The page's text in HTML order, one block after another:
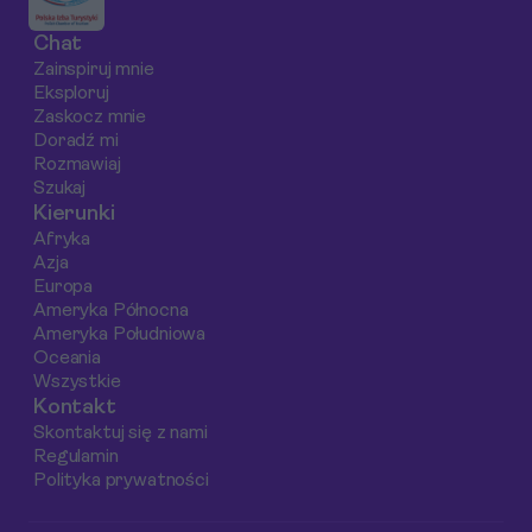
Chat
Zainspiruj mnie
Eksploruj
Zaskocz mnie
Doradź mi
Rozmawiaj
Szukaj
Kierunki
Afryka
Azja
Europa
Ameryka Północna
Ameryka Południowa
Oceania
Wszystkie
Kontakt
Skontaktuj się z nami
Regulamin
Polityka prywatności